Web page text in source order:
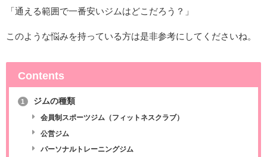
「通える範囲で一番安いジムはどこだろう？」
このような悩みを持っている方は是非参考にしてくださいね。
Contents
1 ジムの種類
会員制スポーツジム（フィットネスクラブ）
公営ジム
パーソナルトレーニングジム